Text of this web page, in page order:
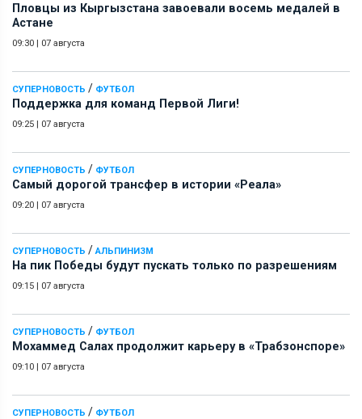
Пловцы из Кыргызстана завоевали восемь медалей в
Астане
09:30 | 07 августа
СУПЕРНОВОСТЬ / ФУТБОЛ
Поддержка для команд Первой Лиги!
09:25 | 07 августа
СУПЕРНОВОСТЬ / ФУТБОЛ
Самый дорогой трансфер в истории «Реала»
09:20 | 07 августа
СУПЕРНОВОСТЬ / АЛЬПИНИЗМ
На пик Победы будут пускать только по разрешениям
09:15 | 07 августа
СУПЕРНОВОСТЬ / ФУТБОЛ
Мохаммед Салах продолжит карьеру в «Трабзонспоре»
09:10 | 07 августа
СУПЕРНОВОСТЬ / ФУТБОЛ